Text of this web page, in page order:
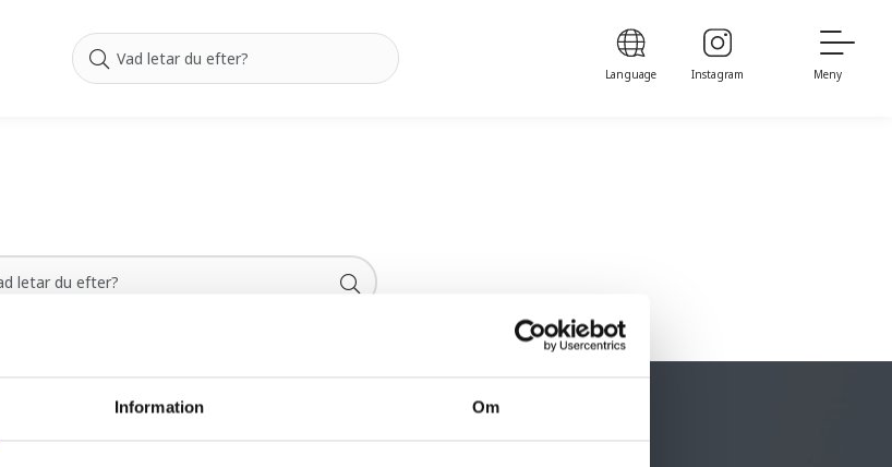
Information Om
Language Instagram Meny